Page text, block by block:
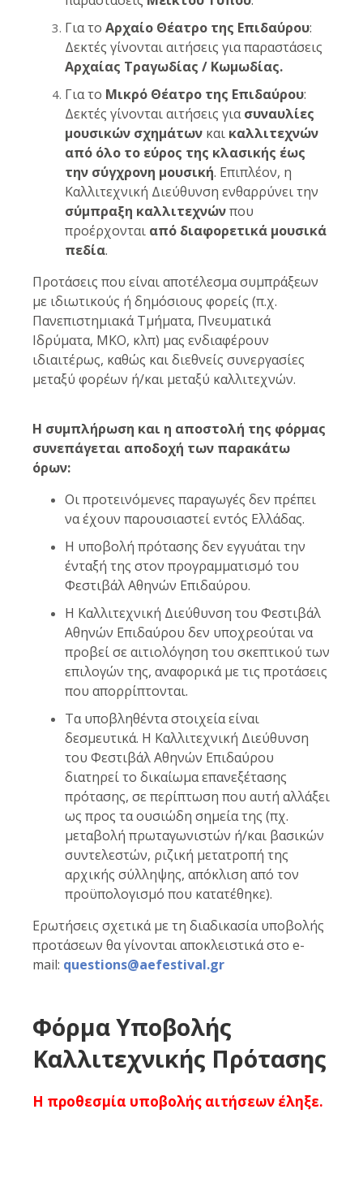
Για το Αρχαίο Θέατρο της Επιδαύρου:
Δεκτές γίνονται αιτήσεις για παραστάσεις
Αρχαίας Τραγωδίας / Κωμωδίας.
Για το Μικρό Θέατρο της Επιδαύρου:
Δεκτές γίνονται αιτήσεις γιασυναυλίες
μουσικών σχημάτων και καλλιτεχνών
από όλο το εύρος της κλασικής έως
την σύγχρονη μουσική. Επιπλέον, η
Καλλιτεχνική Διεύθυνση ενθαρρύνει την
σύμπραξη καλλιτεχνώνπου
προέρχονται από διαφορετικά μουσικά
πεδία.
Προτάσεις που είναι αποτέλεσμα συμπράξεων
με ιδιωτικούς ή δημόσιους φορείς (π.χ.
Πανεπιστημιακά Τμήματα, Πνευματικά
Ιδρύματα, ΜΚΟ, κλπ) μας ενδιαφέρουν
ιδιαιτέρως, καθώς και διεθνείς συνεργασίες
μεταξύ φορέων ή/και μεταξύ καλλιτεχνών.
Η συμπλήρωση και η αποστολή της φόρμας
συνεπάγεται αποδοχή των παρακάτω
όρων:
Οι προτεινόμενες παραγωγές δεν πρέπει
να έχουν παρουσιαστεί εντός Ελλάδας.
Η υποβολή πρότασης δεν εγγυάται την
ένταξή της στον προγραμματισμό του
Φεστιβάλ Αθηνών Επιδαύρου.
Η Καλλιτεχνική Διεύθυνση του Φεστιβάλ
Αθηνών Επιδαύρου δεν υποχρεούται να
προβεί σε αιτιολόγηση του σκεπτικού των
επιλογών της, αναφορικά με τις προτάσεις
που απορρίπτονται.
Τα υποβληθέντα στοιχεία είναι
δεσμευτικά. Η Καλλιτεχνική Διεύθυνση
του Φεστιβάλ Αθηνών Επιδαύρου
διατηρεί το δικαίωμα επανεξέτασης
πρότασης, σε περίπτωση που αυτή αλλάξει
ως προς τα ουσιώδη σημεία της (πχ.
μεταβολή πρωταγωνιστών ή/και βασικών
συντελεστών, ριζική μετατροπή της
αρχικής σύλληψης, απόκλιση από τον
προϋπολογισμό που κατατέθηκε).
Ερωτήσεις σχετικά με τη διαδικασία υποβολής
προτάσεων θα γίνονται αποκλειστικά στο e-
mail: questions@aefestival.gr
Φόρμα Υποβολής
Καλλιτεχνικής Πρότασης
Η προθεσμία υποβολής αιτήσεων έληξε.